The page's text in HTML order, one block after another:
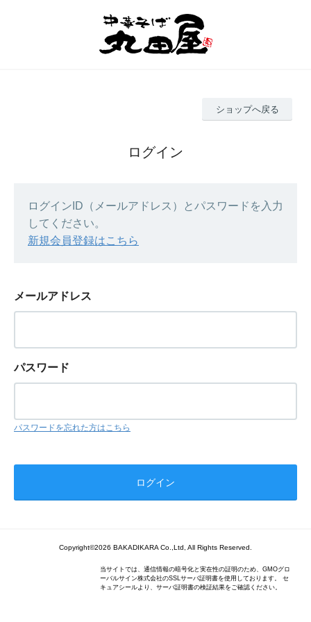
ショップへ戻る
ログイン
ログインID（メールアドレス）とパスワードを入力
してください。
新規会員登録はこちら
メールアドレス
パスワード
パスワードを忘れた方はこちら
Copyright©2026 BAKADIKARA Co.,Ltd, All Rights Reserved.
当サイトでは、通信情報の暗号化と実在性の証明のため、GMOグロ
ーバルサイン株式会社のSSLサーバ証明書を使用しております。 セ
キュアシールより、サーバ証明書の検証結果をご確認ください。